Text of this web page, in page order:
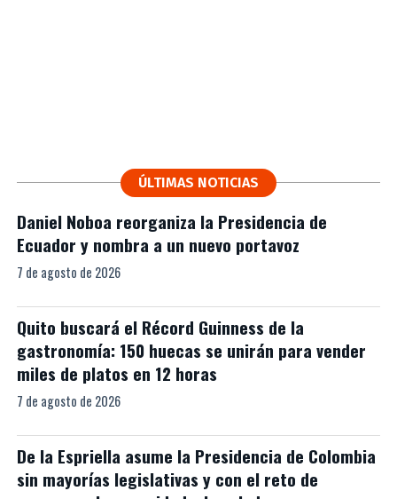
ÚLTIMAS NOTICIAS
Daniel Noboa reorganiza la Presidencia de
Ecuador y nombra a un nuevo portavoz
7 de agosto de 2026
Quito buscará el Récord Guinness de la
gastronomía: 150 huecas se unirán para vender
miles de platos en 12 horas
7 de agosto de 2026
De la Espriella asume la Presidencia de Colombia
sin mayorías legislativas y con el reto de